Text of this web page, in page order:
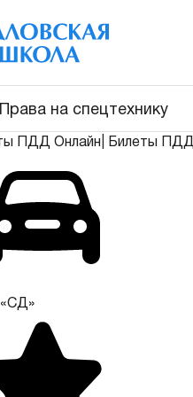
Права на спецтехнику
ПДД Онлайн Билеты